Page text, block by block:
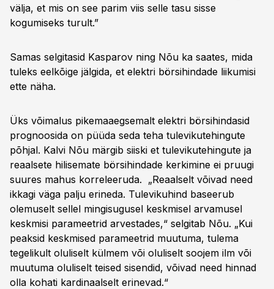
välja, et mis on see parim viis selle tasu sisse
kogumiseks turult.”
Samas selgitasid Kasparov ning Nõu ka saates, mida
tuleks eelkõige jälgida, et elektri börsihindade liikumisi
ette näha.
Üks võimalus pikemaaegsemalt elektri börsihindasid
prognoosida on püüda seda teha tulevikutehingute
põhjal. Kalvi Nõu märgib siiski et tulevikutehingute ja
reaalsete hilisemate börsihindade kerkimine ei pruugi
suures mahus korreleeruda. „Reaalselt võivad need
ikkagi väga palju erineda. Tulevikuhind baseerub
olemuselt sellel mingisugusel keskmisel arvamusel
keskmisi parameetrid arvestades,“ selgitab Nõu. „Kui
peaksid keskmised parameetrid muutuma, tulema
tegelikult oluliselt külmem või oluliselt soojem ilm või
muutuma oluliselt teised sisendid, võivad need hinnad
olla kohati kardinaalselt erinevad.“